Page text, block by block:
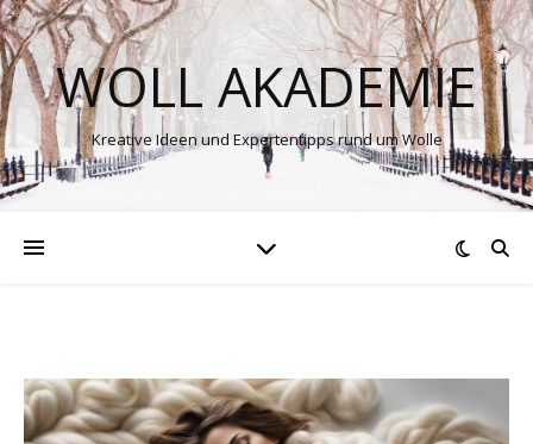
WOLL AKADEMIE
Kreative Ideen und Expertentipps rund um Wolle